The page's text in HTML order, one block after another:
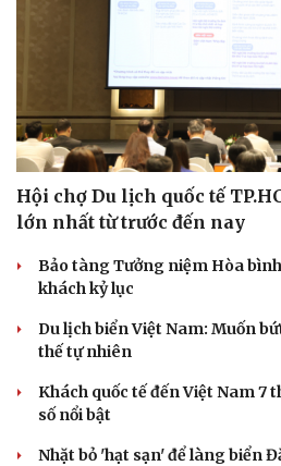
Cải chính
Hội chợ Du lịch quốc tế
lớn nhất từ trước đến nay
Bảo tàng Tưởng niệm Hòa
khách kỷ lục
Du lịch biển Việt Nam: Muốn
thế tự nhiên
Khách quốc tế đến Việt Nam 7
số nổi bật
Nhặt bỏ 'hạt sạn' để làng biển